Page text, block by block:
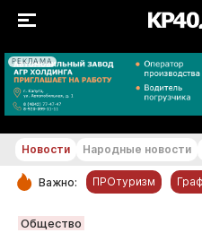
РЕКЛАМА
РУБРИКИ
Новости Народные новости
Важно: ПРОтуризм
Общество